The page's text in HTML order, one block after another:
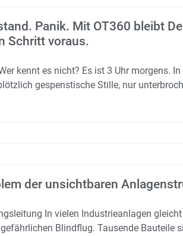
Panik. Mit OT360 bleibt
Schritt voraus.
kennt es nicht? Es ist 3 Uhr morgens.
gespenstische Stille, nur
der unsichtbaren
In vielen Industrieanlagen
Blindflug. Tausende Bauteile